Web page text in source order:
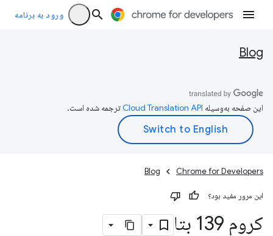
ورود به برنامه
Blog
این صفحه به‌وسیله ترجمه شده است.
Chrome for Developers
Blog
این مرور مفید بود؟
کروم 139 بتا